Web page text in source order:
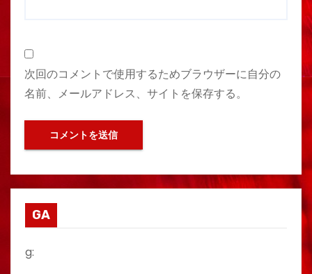
次回のコメントで使用するためブラウザーに自分の
名前、メールアドレス、サイトを保存する。
GA
g: